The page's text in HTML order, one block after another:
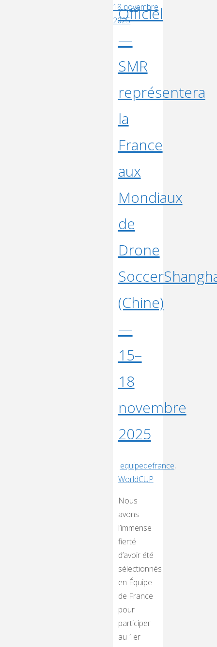
(20
cm)
Officiel
—
SMR
représentera
la
France
aux
Mondiaux
de
Drone
(Chine)
—
15–
18
novembre
2025
equipedefrance,
WorldCUP
Nous
avons
l’immense
fierté
d’avoir été
sélectionnés
en Équipe
de France
pour
participer
au 1er